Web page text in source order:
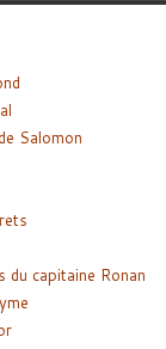
Salomon
du capitaine Ronan